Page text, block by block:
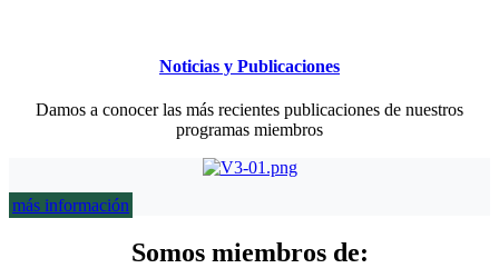
Noticias y Publicaciones
Damos a conocer las más recientes publicaciones de nuestros
programas miembros
más información
Somos miembros de: